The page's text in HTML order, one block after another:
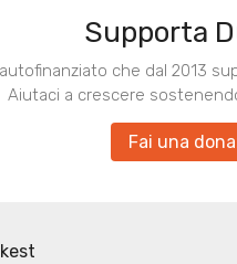
Supporta
che dal 2013
Aiutaci a crescere
Fai una